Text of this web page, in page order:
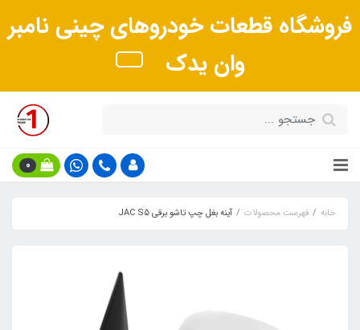
فروشگاه قطعات خودروهای چینی نامبر
وان یدک
0
خانه فهرست محصولات آینه بغل چپ تاشو برقی JAC S5